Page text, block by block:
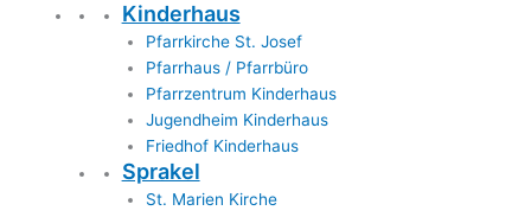
Kinderhaus
Pfarrkirche St. Josef
Pfarrhaus / Pfarrbüro
Pfarrzentrum Kinderhaus
Jugendheim Kinderhaus
Friedhof Kinderhaus
Sprakel
St. Marien Kirche